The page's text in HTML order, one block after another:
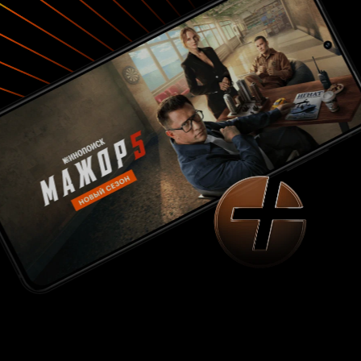
иллюстрацию к книге: тёплые тона, мягкие
световые переходы, внимание к деталям
(обложки, страницы, уличные пейзажи). Город
показан как уютное, почти сказочное
пространство, где книги — связующая нить
между людьми. Горе и исцеление: фильм
показывает, что боль не исчезает, но её можно
разделить с другим человеком. Сила
литературы: книги здесь — не фон, а
действующие лица: они отражают
переживания героев, становятся поводом для
диалога и самопознания. Одиночество и связь:
Карл и Шаша учатся доверять друг другу,
преодолевая барьеры возраста и опыта.
Слабые стороны: 1) Предсказуемость сюжета
Развитие отношений героев следует
классическому шаблону «отчуждение ->
сближение -> примирение». Для искушённого
зрителя это может показаться излишне
очевидным. 2) Медленный темп Фильм требует